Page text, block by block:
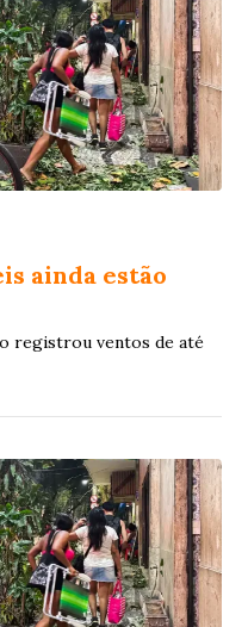
ainda estão
registrou ventos de até